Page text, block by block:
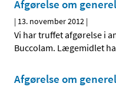
Afgørelse om
| 13. november 2012 |
Vi har truffet afgørelse i
Buccolam. Lægemidlet
Afgørelse om